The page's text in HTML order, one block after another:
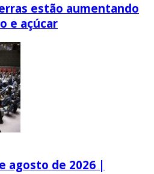
estão aumentando
e açúcar
agosto de 2026 |